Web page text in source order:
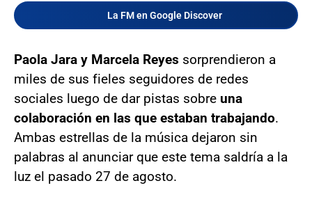
La FM en Google Discover
Paola Jara y Marcela Reyes sorprendieron a
miles de sus fieles seguidores de redes
sociales luego de dar pistas sobre una
colaboración en las que estaban trabajando.
Ambas estrellas de la música dejaron sin
palabras al anunciar que este tema saldría a la
luz el pasado 27 de agosto.